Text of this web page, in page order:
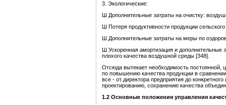
3. Экологические:
Ш Дополнительные затраты на очистку:
Ш Потеря продуктивности продукции
Ш Дополнительные затраты на меры по
Ш Ускоренная амортизация и дополнительные
плохого качества воздушной среды [348].
Отсюда вытекает необходимость постоянной,
по повышению качества продукции в
все - от директора предприятия до
проектированию, сохранению качества
1.2 Основные положения управления